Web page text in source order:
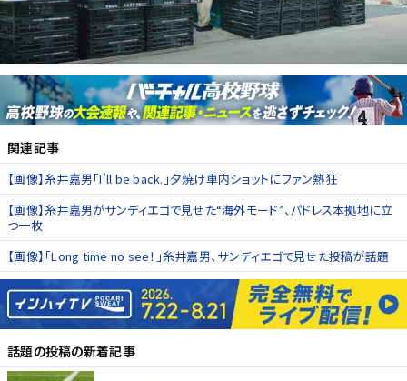
関連記事
【画像】糸井嘉男「I’ll be back.」夕焼け車内ショットにファン熱狂
【画像】糸井嘉男がサンディエゴで見せた“海外モード”、パドレス本拠地に立
つ一枚
【画像】「Long time no see！」糸井嘉男、サンディエゴで見せた投稿が話題
話題の投稿の新着記事